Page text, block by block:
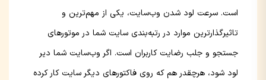
است. سرعت لود شدن وب‌سایت، یکی از مهم‌ترین و
تاثیرگذارترین موارد در رتبه‌بندی سایت شما در موتورهای
جستجو و جلب رضایت کاربران است. اگر وب‌سایت شما دیر
لود شود، هرچقدر هم که روی فاکتورهای دیگر سایت کار کرده